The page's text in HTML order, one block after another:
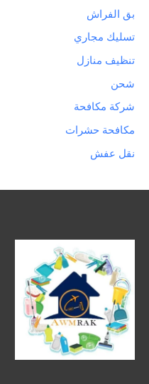
بق الفراش
تسليك مجاري
تنظيف منازل
شحن
شركة مكافحة
مكافحة حشرات
نقل عفش